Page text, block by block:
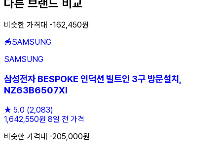
다른 브랜드 비교
비슷한 가격대 -162,450원
🥣SAMSUNG
SAMSUNG
삼성전자 BESPOKE 인덕션 빌트인 3구 방문설치,
NZ63B6507Xl
★ 5.0 (2,083)
1,642,550원 8일 전 가격
비슷한 가격대 -205,000원